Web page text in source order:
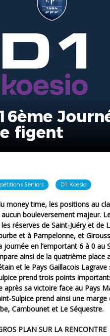
figent
Seniors D1 Koesio
aucun bouleversement majeur.
réserves de Saint-Juéry et de
et à Pampelonne, et
en l’emportant 6 à 0 au
ainsi de la quatrième place
et le Pays Gaillacois
prend trois points
sa victoire face au Pays
Sulpice prend ainsi une
Cambounet et Le Séquestre.
GROS PLAN SUR LA RENCONTRE